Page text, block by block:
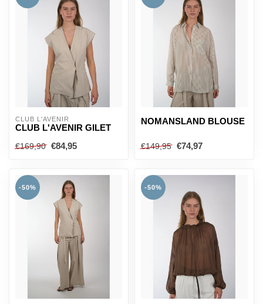
CLUB L'AVENIR
CLUB L'AVENIR GILET
€169,90 €84,95
NOMANSLAND BLOUSE
€149,95 €74,97
-50% -50%